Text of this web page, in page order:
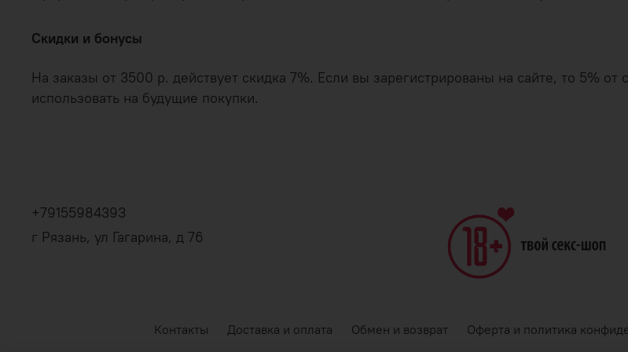
Скидки и бонусы
На заказы от 3500 р. действует скидка 7%. Если вы зарегистрированы на сайте, то 5%
использовать на будущие покупки.
+79155984393
г Рязань, ул Гагарина, д 76
Контакты Доставка и оплата Обмен и возврат Оферта и политика